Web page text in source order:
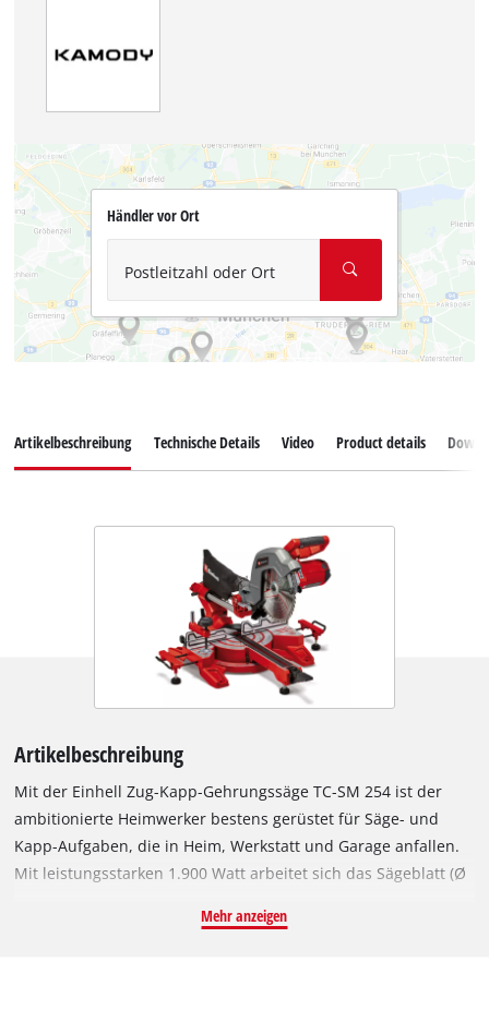
Händler vor Ort
Postleitzahl oder Ort
Artikelbeschreibung Technische Details Video Product details
Artikelbeschreibung
Mit der Einhell Zug-Kapp-Gehrungssäge TC-SM 254 ist der
ambitionierte Heimwerker bestens gerüstet für Säge- und
Kapp-Aufgaben, die in Heim, Werkstatt und Garage anfallen.
Mit leistungsstarken 1.900 Watt arbeitet sich das Sägeblatt (Ø
hat die stabile Säge eine leichtgängige Zugfunktion für breite
Mehr anzeigen